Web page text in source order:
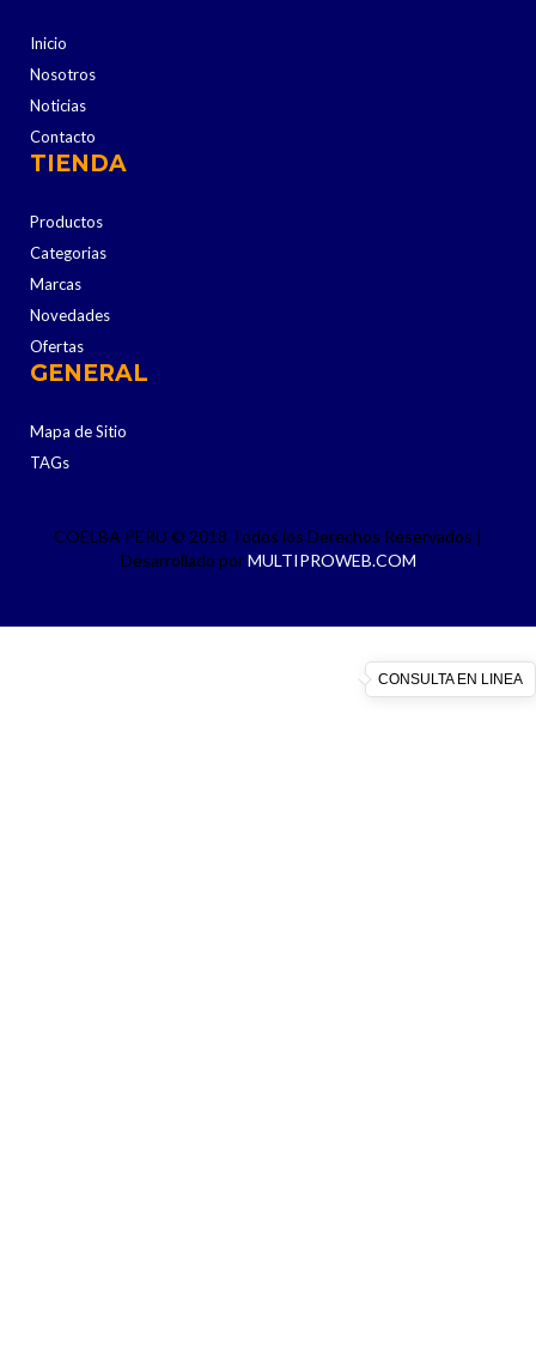
Inicio
Nosotros
Noticias
Contacto
TIENDA
Productos
Categorias
Marcas
Novedades
Ofertas
GENERAL
Mapa de Sitio
TAGs
COELBA PERU © 2018 Todos los Derechos Reservados |
Desarrollado porMULTIPROWEB.COM
CONSULTA EN LINEA